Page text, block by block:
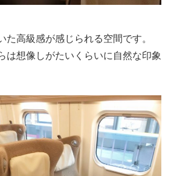
た高級感が感じられる空間です。
は想像しがたいくらいに自然な印象